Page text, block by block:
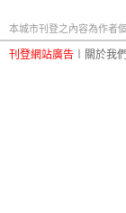
本城市刊登之內容為作者
刊登網站廣告 關於我們